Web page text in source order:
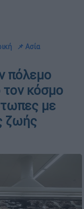
📌 Ασία
πόλεμο
τον κόσμο
με
ζωής